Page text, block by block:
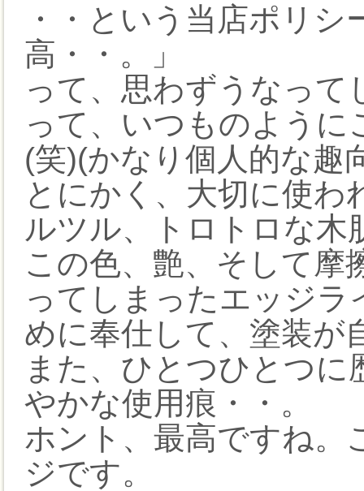
・・という当店ポリ
高・・。」
って、思わずうなって
って、いつものよう
(笑)(かなり個人的な趣
とにかく、大切に使わ
ルツル、トロトロな木
この色、艶、そして摩
ってしまったエッジラ
めに奉仕して、塗装が
また、ひとつひとつ
やかな使用痕・・。
ホント、最高ですね。
ジです。